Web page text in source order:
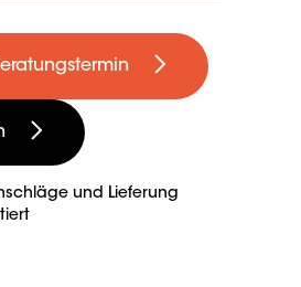
und Lieferung